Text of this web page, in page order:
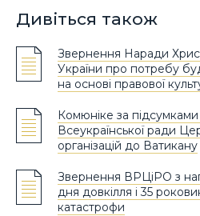
Дивіться також
Звернення Наради
України про потребу
на основі правової
Комюніке за підсумками
Всеукраїнської ради
організацій до Ватикану
Звернення ВРЦіРО з
дня довкілля і 35
катастрофи